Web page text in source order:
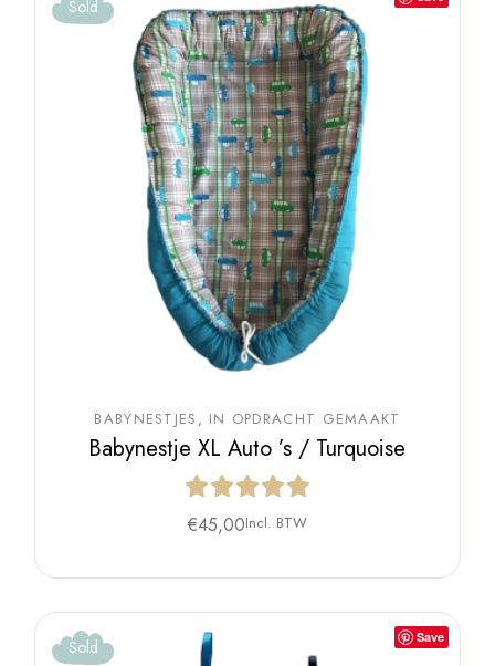
Sold
BABYNESTJES IN OPDRACHT GEMAAKT
Babynestje XL Auto ’s / Turquoise
€45,00Incl. BTW
Save
Sold